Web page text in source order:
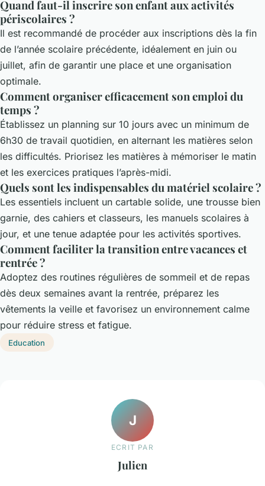
Quand faut-il inscrire son enfant aux activités
périscolaires ?
Il est recommandé de procéder aux inscriptions dès la fin
de l’année scolaire précédente, idéalement en juin ou
juillet, afin de garantir une place et une organisation
optimale.
Comment organiser efficacement son emploi du
temps ?
Établissez un planning sur 10 jours avec un minimum de
6h30 de travail quotidien, en alternant les matières selon
les difficultés. Priorisez les matières à mémoriser le matin
et les exercices pratiques l’après-midi.
Quels sont les indispensables du matériel scolaire ?
Les essentiels incluent un cartable solide, une trousse bien
garnie, des cahiers et classeurs, les manuels scolaires à
jour, et une tenue adaptée pour les activités sportives.
Comment faciliter la transition entre vacances et
rentrée ?
Adoptez des routines régulières de sommeil et de repas
dès deux semaines avant la rentrée, préparez les
vêtements la veille et favorisez un environnement calme
pour réduire stress et fatigue.
Education
J
ECRIT PAR
Julien